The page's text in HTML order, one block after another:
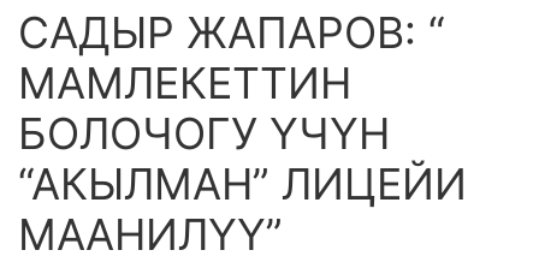
САДЫР ЖАПАРОВ: “
МАМЛЕКЕТТИН
БОЛОЧОГУ ҮЧҮН
“АКЫЛМАН” ЛИЦЕЙИ
МААНИЛҮҮ”